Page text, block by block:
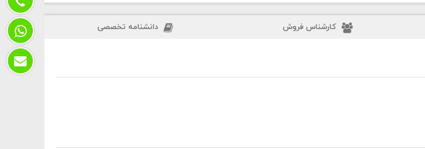
کارشناس فروش دانشنامه تخصصی